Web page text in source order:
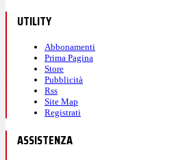
UTILITY
Abbonamenti
Prima Pagina
Store
Pubblicità
Rss
Site Map
Registrati
ASSISTENZA